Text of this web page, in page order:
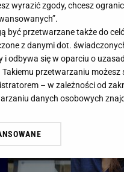
błękitu w
dominują w
wyrazić zgody, chcesz
być przetwarzane także do
z danymi dot.
odbywa się w oparciu o
przetwarzaniu
– w zależności od
danych osobowych
też zgodę na
narzędzie do